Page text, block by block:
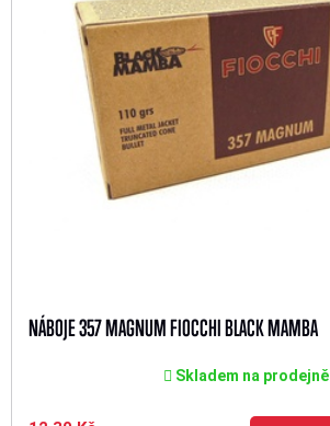
NÁBOJE 357 MAGNUM FIOCCHI BLACK MAMBA
Skladem na prodejně